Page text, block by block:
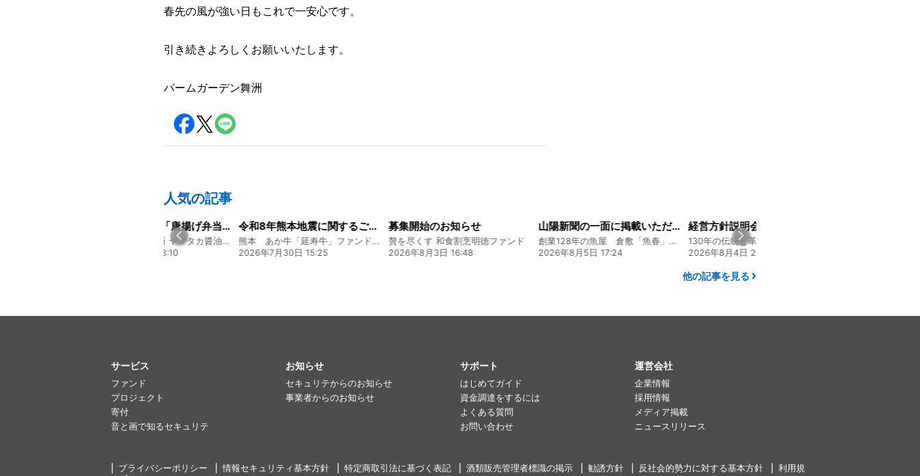
春先の風が強い日もこれで一安心です。
引き続きよろしくお願いいたします。
パームガーデン舞洲
人気の記事
令和8年熊本地震に関するご報告
熊本 あか牛「延寿牛」ファンド2026
2026年7月30日 15:25
募集開始のお知らせ
贅を尽くす 和食割烹明徳ファンド
2026年8月3日 16:48
2026年8月5日 17:24
経営方針説明会を開催しました
2026年8月4日 20:00
2026年7月22日 08:10
他の記事を見る
サービス
ファンド
プロジェクト
寄付
音と画で知るセキュリテ
お知らせ
セキュリテからのお知らせ
事業者からのお知らせ
サポート
はじめてガイド
資金調達をするには
よくある質問
お問い合わせ
運営会社
企業情報
採用情報
メディア掲載
ニュースリリース
プライバシーポリシー 情報セキュリティ基本方針 特定商取引法に基づく表記 酒類販売管理者標識の掲示 勧誘方針 反社会的勢力に対する基本方針
利用規